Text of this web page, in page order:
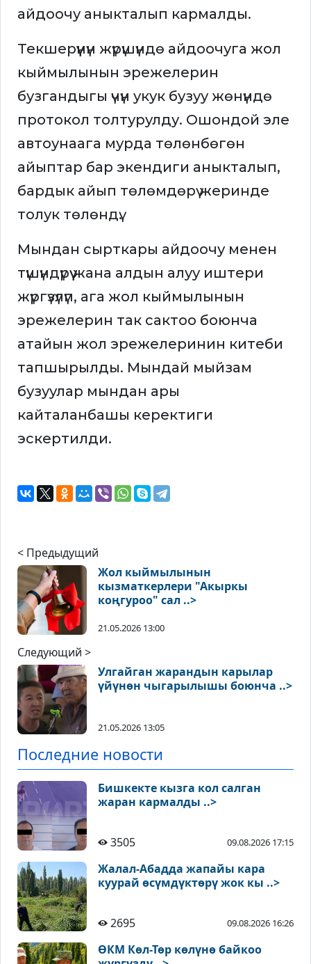
айдоочу аныкталып кармалды.
Текшерүүнүн жүрүшүндө айдоочуга жол
кыймылынын эрежелерин
бузгандыгы үчүн укук бузуу жөнүндө
протокол толтурулду. Ошондой эле
автоунаага мурда төлөнбөгөн
айыптар бар экендиги аныкталып,
бардык айып төлөмдөрү жеринде
толук төлөндү.
Мындан сырткары айдоочу менен
түшүндүрүү жана алдын алуу иштери
жүргүзүлүп, ага жол кыймылынын
эрежелерин так сактоо боюнча
атайын жол эрежелеринин китеби
тапшырылды. Мындай мыйзам
бузуулар мындан ары
кайталанбашы керектиги
эскертилди.
< Предыдущий
Жол кыймылынын
кызматкерлери "Акыркы
коңгуроо" сал ..>
21.05.2026 13:00
Следующий >
Улгайган жарандын карылар
үйүнөн чыгарылышы боюнча ..>
21.05.2026 13:05
Последние новости
Бишкекте кызга кол салган
жаран кармалды ..>
3505 09.08.2026 17:15
Жалал-Абадда жапайы кара
куурай өсүмдүктөрү жок кы ..>
2695 09.08.2026 16:26
ӨКМ Көл-Төр көлүнө байкоо